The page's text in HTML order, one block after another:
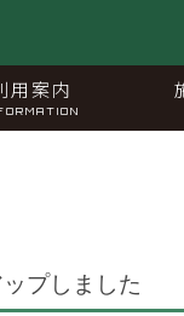
用案内
プしました